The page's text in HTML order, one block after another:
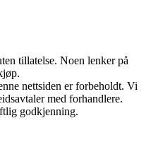
tillatelse. Noen lenker på
nettsiden er forbeholdt. Vi
med forhandlere.
godkjenning.